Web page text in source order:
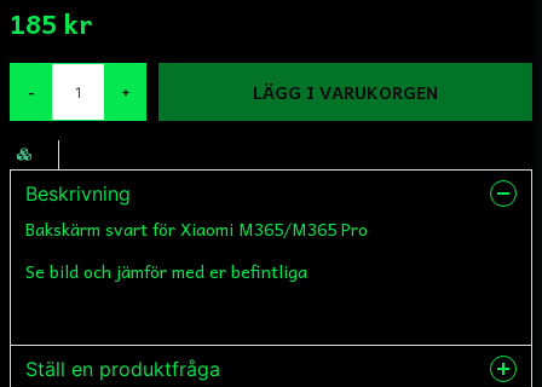
185 kr
- + LÄGG I VARUKORGEN
Beskrivning
Bakskärm svart för Xiaomi M365/M365 Pro
Se bild och jämför med er befintliga
Ställ en produktfråga